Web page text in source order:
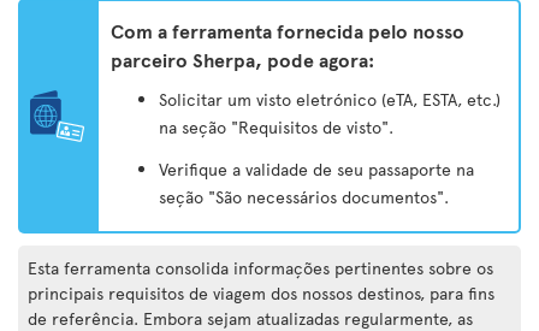
Com a ferramenta fornecida pelo nosso
parceiro Sherpa, pode agora:
Solicitar um visto eletrónico (eTA, ESTA, etc.)
na seção "Requisitos de visto".
Verifique a validade de seu passaporte na
seção "São necessários documentos".
Esta ferramenta consolida informações pertinentes sobre os
principais requisitos de viagem dos nossos destinos, para fins
de referência. Embora sejam atualizadas regularmente, as